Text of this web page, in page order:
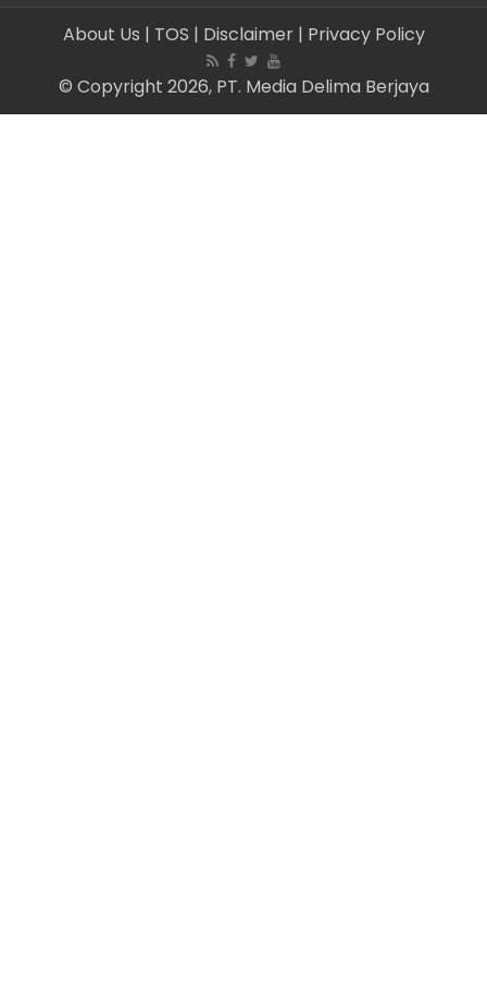
About Us | TOS | Disclaimer | Privacy Policy
© Copyright 2026, PT. Media Delima Berjaya